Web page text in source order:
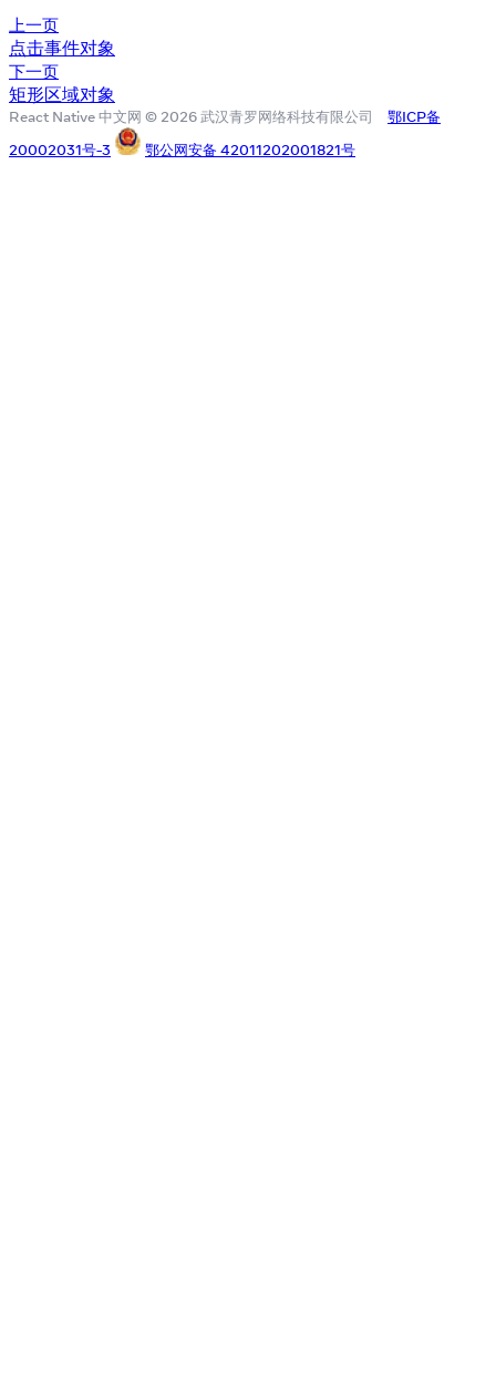
上一页
点击事件对象
下一页
矩形区域对象
React Native 中文网 © 2026 武汉青罗网络科技有限公司
鄂ICP备
20002031号-3
鄂公网安备 42011202001821号